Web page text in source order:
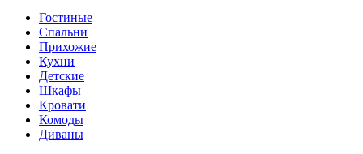
Гостиные
Спальни
Прихожие
Кухни
Детские
Шкафы
Кровати
Комоды
Диваны